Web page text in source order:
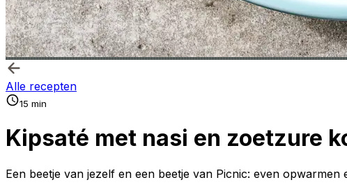
Alle recepten
15 min
Kipsaté met nasi en zoetzure
Een beetje van jezelf en een beetje van Picnic: even opwarmen